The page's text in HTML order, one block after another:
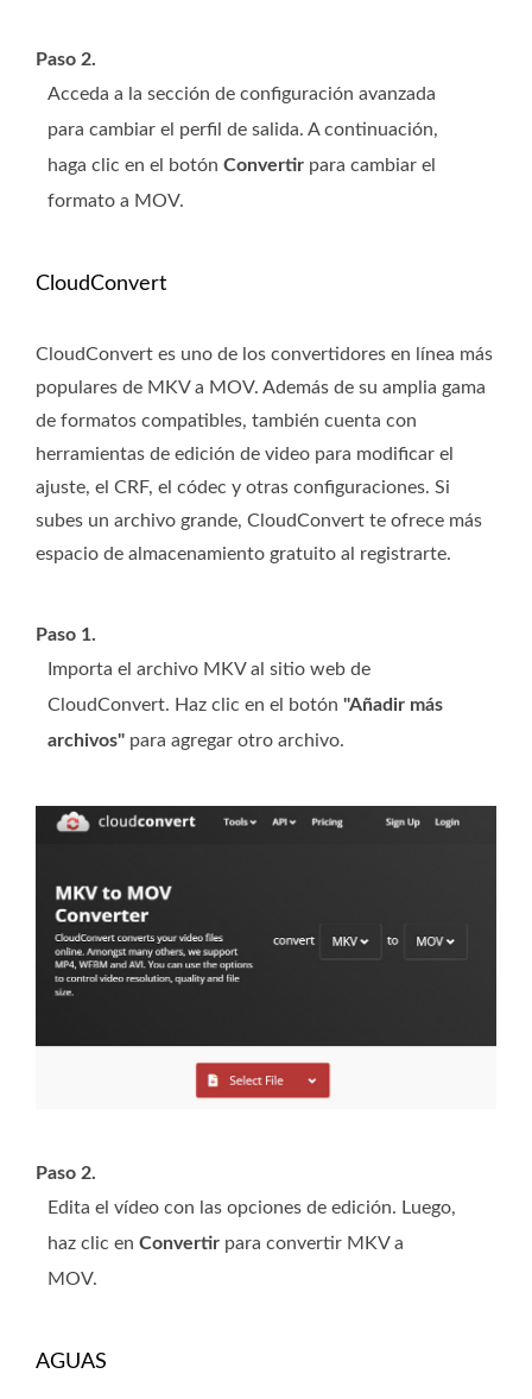
Paso 2.
Acceda a la sección de configuración avanzada
para cambiar el perfil de salida. A continuación,
haga clic en el botón Convertir para cambiar el
formato a MOV.
CloudConvert
CloudConvert es uno de los convertidores en línea más
populares de MKV a MOV. Además de su amplia gama
de formatos compatibles, también cuenta con
herramientas de edición de video para modificar el
ajuste, el CRF, el códec y otras configuraciones. Si
subes un archivo grande, CloudConvert te ofrece más
espacio de almacenamiento gratuito al registrarte.
Paso 1.
Importa el archivo MKV al sitio web de
CloudConvert. Haz clic en el botón "Añadir más
archivos" para agregar otro archivo.
Paso 2.
Edita el vídeo con las opciones de edición. Luego,
haz clic en Convertir para convertir MKV a
MOV.
AGUAS